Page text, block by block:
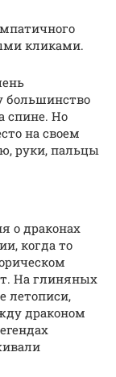
кликами.
большинство
спине. Но
на своем
руки, пальцы
о драконах
когда то
На глиняных
летописи,
драконом